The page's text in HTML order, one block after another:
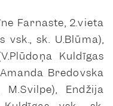
Farnaste, 2.vieta
vsk., sk. U.Blūma),
Kuldīgas
Bredovska
Endžija